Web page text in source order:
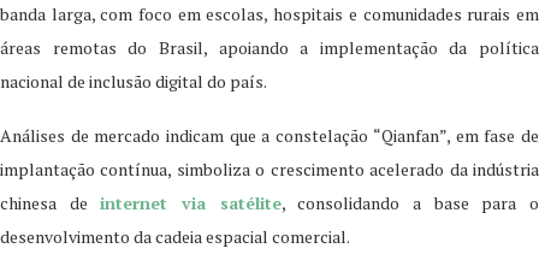
banda larga, com foco em escolas, hospitais e comunidades rurais em
áreas remotas do Brasil, apoiando a implementação da política
nacional de inclusão digital do país.
Análises de mercado indicam que a constelação “Qianfan”, em fase de
implantação contínua, simboliza o crescimento acelerado da indústria
chinesa deinternet via satélite, consolidando a base para o
desenvolvimento da cadeia espacial comercial.